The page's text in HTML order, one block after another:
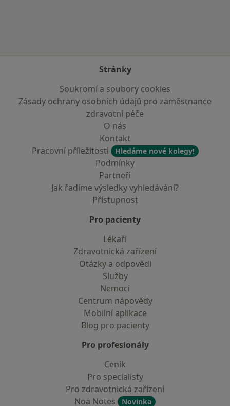
Stránky
Soukromí a soubory cookies
Zásady ochrany osobních údajů pro zaměstnance
zdravotní péče
O nás
Kontakt
Pracovní příležitosti
Hledáme nové kolegy!
Podmínky
Partneři
Jak řadíme výsledky vyhledávání?
Přístupnost
Pro pacienty
Lékaři
Zdravotnická zařízení
Otázky a odpovědi
Služby
Nemoci
Centrum nápovědy
Mobilní aplikace
Blog pro pacienty
Pro profesionály
Ceník
Pro specialisty
Pro zdravotnická zařízení
Noa Notes
Novinka